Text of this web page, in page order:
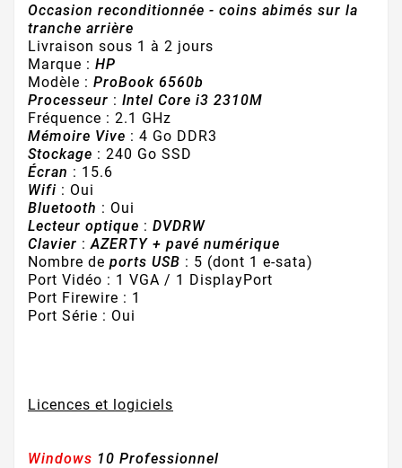
Occasion reconditionnée - coins abimés sur la
tranche arrière
Livraison sous 1 à 2 jours
Marque : HP
Modèle : ProBook 6560b
Processeur : Intel Core i3 2310M
Fréquence : 2.1 GHz
Mémoire Vive : 4 Go DDR3
Stockage : 240 Go SSD
Écran : 15.6
Wifi : Oui
Bluetooth : Oui
Lecteur optique : DVDRW
Clavier :AZERTY + pavé numérique
Nombre de ports USB : 5 (dont 1 e-sata)
Port Vidéo : 1 VGA / 1 DisplayPort
Port Firewire : 1
Port Série : Oui
Licences et logiciels
Windows 10 Professionnel